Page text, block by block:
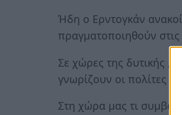
Ήδη ο Ερντογκάν
πραγματοποιηθούν
Σε χώρες της δυτικής
γνωρίζουν οι πολίτες
Στη χώρα μας τι